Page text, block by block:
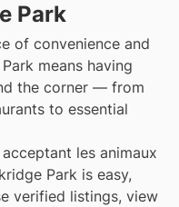
Park
of convenience and
means having
the corner — from
to essential
les animaux
Park is easy,
verified listings, view